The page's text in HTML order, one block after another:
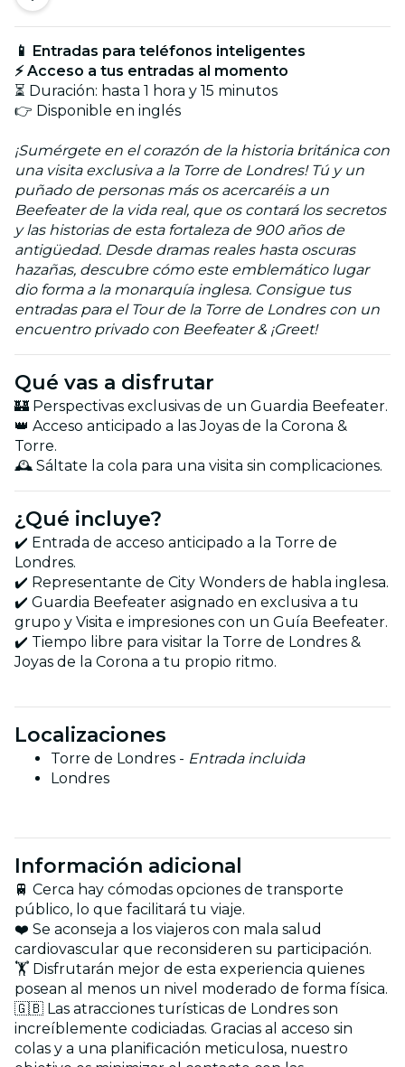
📱 Entradas para teléfonos inteligentes
⚡ Acceso a tus entradas al momento
⏳ Duración: hasta 1 hora y 15 minutos
👉 Disponible en inglés
¡Sumérgete en el corazón de la historia británica con
una visita exclusiva a la Torre de Londres! Tú y un
puñado de personas más os acercaréis a un
Beefeater de la vida real, que os contará los secretos
y las historias de esta fortaleza de 900 años de
antigüedad. Desde dramas reales hasta oscuras
hazañas, descubre cómo este emblemático lugar
dio forma a la monarquía inglesa. Consigue tus
entradas para el Tour de la Torre de Londres con un
encuentro privado con Beefeater & ¡Greet!
Qué vas a disfrutar
🏰 Perspectivas exclusivas de un Guardia Beefeater.
👑 Acceso anticipado a las Joyas de la Corona &
Torre.
🕰 Sáltate la cola para una visita sin complicaciones.
¿Qué incluye?
✔️ Entrada de acceso anticipado a la Torre de
Londres.
✔️ Representante de City Wonders de habla inglesa.
✔️ Guardia Beefeater asignado en exclusiva a tu
grupo y Visita e impresiones con un Guía Beefeater.
✔️ Tiempo libre para visitar la Torre de Londres &
Joyas de la Corona a tu propio ritmo.
Localizaciones
Torre de Londres - Entrada incluida
Londres
Información adicional
🚆 Cerca hay cómodas opciones de transporte
público, lo que facilitará tu viaje.
❤️ Se aconseja a los viajeros con mala salud
cardiovascular que reconsideren su participación.
🏋️ Disfrutarán mejor de esta experiencia quienes
posean al menos un nivel moderado de forma física.
🇬🇧 Las atracciones turísticas de Londres son
increíblemente codiciadas. Gracias al acceso sin
colas y a una planificación meticulosa, nuestro